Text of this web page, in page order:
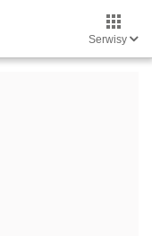
Serwisy